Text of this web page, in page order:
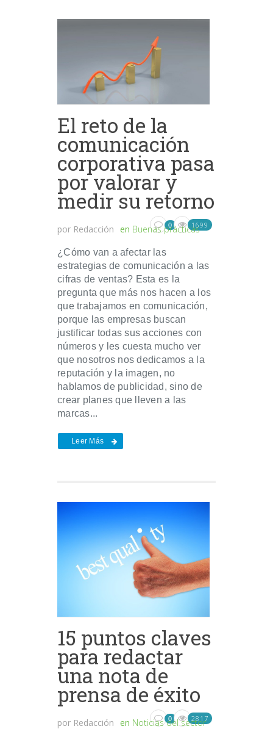
El reto de la
comunicación
corporativa pasa
por valorar y
medir su retorno
por Redacción en Buenas prácticas
0 1699
¿Cómo van a afectar las
estrategias de comunicación a las
cifras de ventas? Esta es la
pregunta que más nos hacen a los
que trabajamos en comunicación,
porque las empresas buscan
justificar todas sus acciones con
números y les cuesta mucho ver
que nosotros nos dedicamos a la
reputación y la imagen, no
hablamos de publicidad, sino de
crear planes que lleven a las
marcas...
Leer Más
15 puntos claves
para redactar
una nota de
prensa de éxito
por Redacción en Noticias del sector
0 2817